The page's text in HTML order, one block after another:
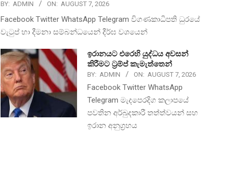
BY: ADMIN ON: AUGUST 7, 2026
Facebook Twitter WhatsApp Telegram විගණකාධිපති ධුරයේ
වැටුප් හා දීමනා සම්බන්ධයෙන් දීර්ඝ වශයෙන්
ඉරානයට එරෙහි යුද්ධය අවසන්
කිරීමට ට්‍රම්ප් කැමැත්තෙන්
BY: ADMIN ON: AUGUST 7, 2026
Facebook Twitter WhatsApp
Telegram මැදපෙරදිග කලාපයේ
පවතින අර්බුදකාරී තත්ත්වයන් සහ
ඉරාන අනුග්‍රහය